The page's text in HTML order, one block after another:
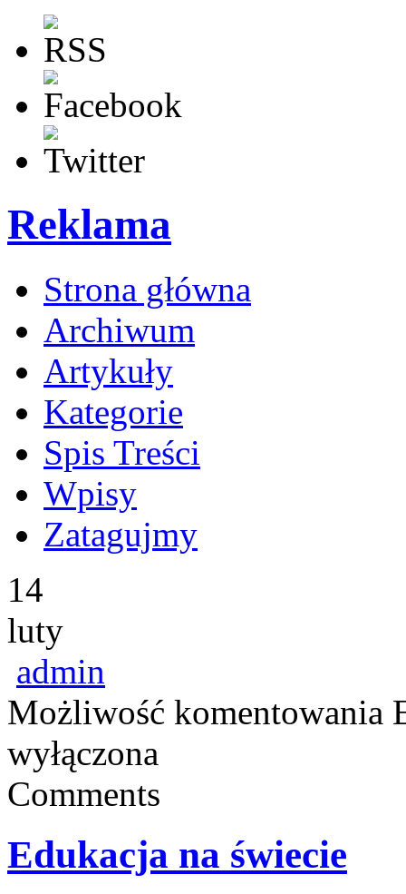
Reklama
Strona główna
Archiwum
Artykuły
Kategorie
Spis Treści
Wpisy
Zatagujmy
14
luty
admin
Możliwość komentowania
wyłączona
Comments
Edukacja na świecie